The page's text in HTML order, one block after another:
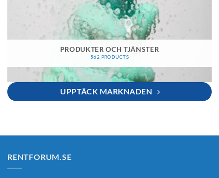
PRODUKTER OCH TJÄNSTER
562 PRODUCTS
UPPTÄCK MARKNADEN
RENTFORUM.SE